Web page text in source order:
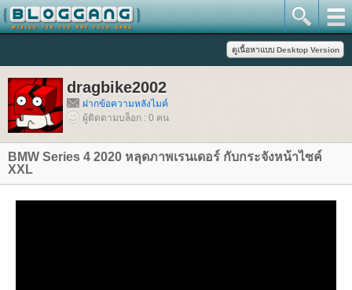
dragbike2002
ฝากข้อความหลังไมค์
ผู้ติดตามบล็อก : 0 คน
BMW Series 4 2020 หลุดภาพเรนเดอร์ กับกระจังหน้าไซค์
XXL